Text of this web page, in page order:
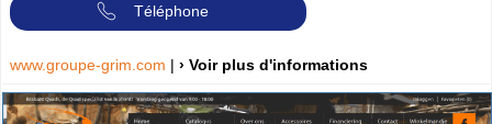
Téléphone
www.groupe-grim.com | › Voir plus d'informations